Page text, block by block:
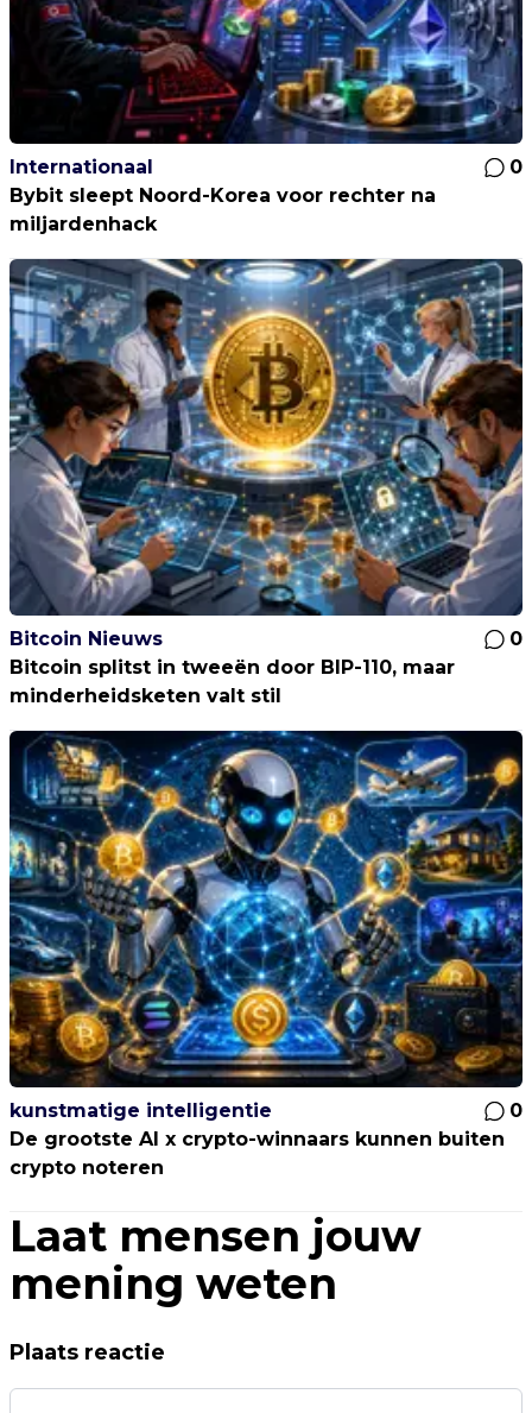
Internationaal
0
Bybit sleept Noord-Korea voor rechter na
miljardenhack
Bitcoin Nieuws
0
Bitcoin splitst in tweeën door BIP-110, maar
minderheidsketen valt stil
kunstmatige intelligentie
0
De grootste AI x crypto-winnaars kunnen buiten
crypto noteren
Laat mensen jouw
mening weten
Plaats reactie